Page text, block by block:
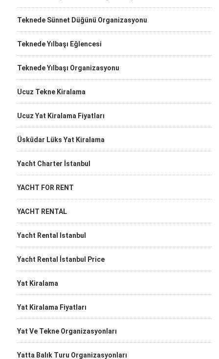
Teknede Sünnet Düğünü Organizasyonu
Teknede Yılbaşı Eğlencesi
Teknede Yılbaşı Organizasyonu
Ucuz Tekne Kiralama
Ucuz Yat Kiralama Fiyatları
Üsküdar Lüks Yat Kiralama
Yacht Charter İstanbul
YACHT FOR RENT
YACHT RENTAL
Yacht Rental Istanbul
Yacht Rental İstanbul Price
Yat Kiralama
Yat Kiralama Fiyatları
Yat Ve Tekne Organizasyonları
Yatta Balık Turu Organizasyonları